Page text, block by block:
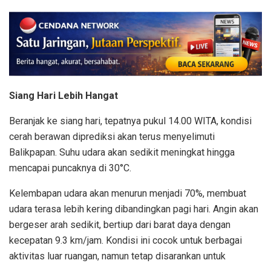
Siang Hari Lebih Hangat
Beranjak ke siang hari, tepatnya pukul 14.00 WITA, kondisi
cerah berawan diprediksi akan terus menyelimuti
Balikpapan. Suhu udara akan sedikit meningkat hingga
mencapai puncaknya di 30°C.
Kelembapan udara akan menurun menjadi 70%, membuat
udara terasa lebih kering dibandingkan pagi hari. Angin akan
bergeser arah sedikit, bertiup dari barat daya dengan
kecepatan 9.3 km/jam. Kondisi ini cocok untuk berbagai
aktivitas luar ruangan, namun tetap disarankan untuk